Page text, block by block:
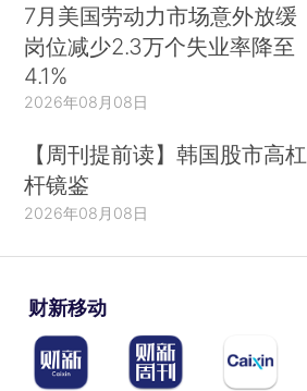
7月美国劳动力市场意外放缓
岗位减少2.3万个失业率降至
4.1%
2026年08月08日
【周刊提前读】韩国股市高杠
杆镜鉴
2026年08月08日
财新移动